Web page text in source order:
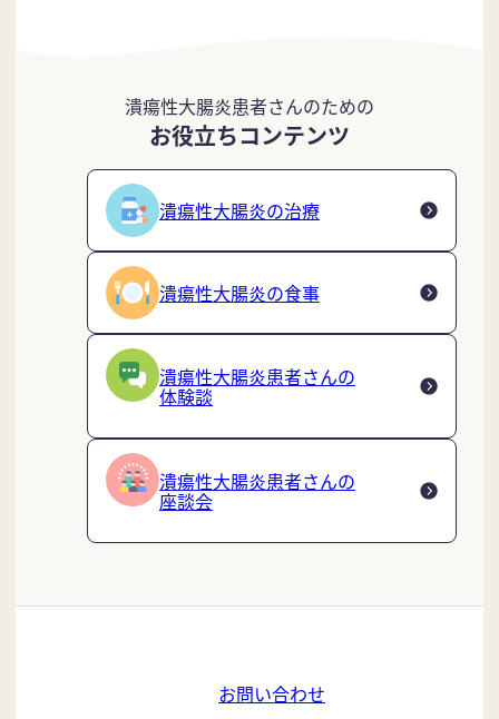
潰瘍性大腸炎患者さんのための
お役立ちコンテンツ
潰瘍性大腸炎の治療
潰瘍性大腸炎の食事
潰瘍性大腸炎患者さんの
体験談
潰瘍性大腸炎患者さんの
座談会
お問い合わせ